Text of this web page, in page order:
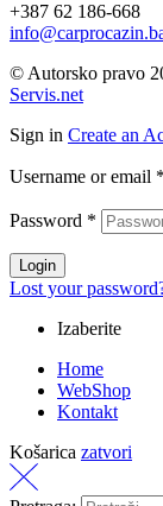
+387 62 186-668
© Autorsko pravo
Servis.net
Sign in Create an
Username or email *
Password *
Login
Lost your
Izaberite
Home
WebShop
Kontakt
Košarica zatvori